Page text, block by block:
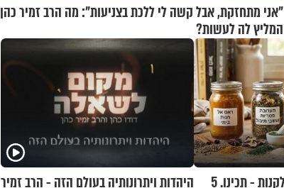
"אני מתחזקת, אבל קשה לי ללכת בצניעות": מה הרב זמיר כהן
המליץ לה לעשות?
לגזור ולשמור: במקום לקנות - תכינו. 5 היהדות ויתרונותיה בעולם הזה - הרב זמיר